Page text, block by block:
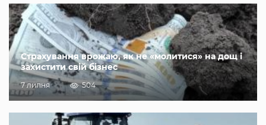
Страхування врожаю, як не «молитися» на дощ і
захистити свій бізнес
7 липня 504